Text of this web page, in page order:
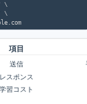
\
\
項目
JSON送信
レスポンス
学習コスト